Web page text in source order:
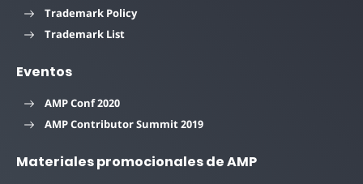
Trademark Policy
Trademark List
Eventos
AMP Conf 2020
AMP Contributor Summit 2019
Materiales promocionales de AMP